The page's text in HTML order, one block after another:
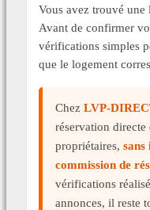
Vous avez trouvé
Avant de confirmer
vérifications simples
que le logement
Chez LVP-
réservation directe
propriétaires,
commission de
vérifications
annonces, il reste